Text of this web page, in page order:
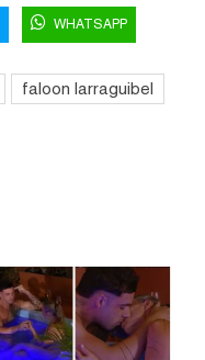
WHATSAPP
faloon larraguibel